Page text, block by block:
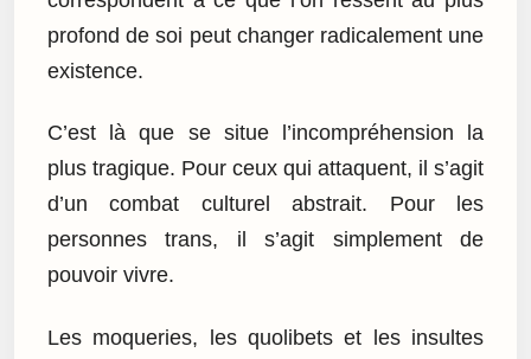
profond de soi peut changer radicalement une
existence.
C’est là que se situe l’incompréhension la
plus tragique. Pour ceux qui attaquent, il s’agit
d’un combat culturel abstrait. Pour les
personnes trans, il s’agit simplement de
pouvoir vivre.
Les moqueries, les quolibets et les insultes